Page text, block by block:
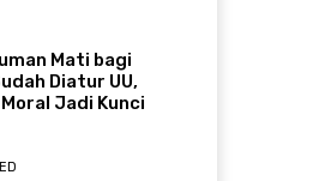
Mati bagi
Diatur UU,
Jadi Kunci